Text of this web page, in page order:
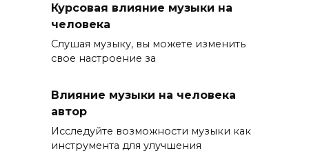
Курсовая влияние музыки на
человека
Слушая музыку, вы можете изменить
свое настроение за
Влияние музыки на человека
автор
Исследуйте возможности музыки как
инструмента для улучшения